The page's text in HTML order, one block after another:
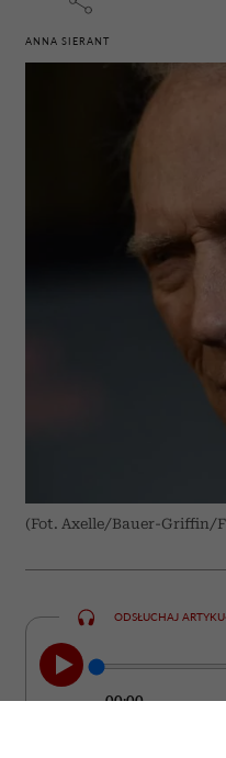
ANNA SIERANT
(Fot. Axelle/Bauer-Griffin/
ODSŁUCHAJ
00:00